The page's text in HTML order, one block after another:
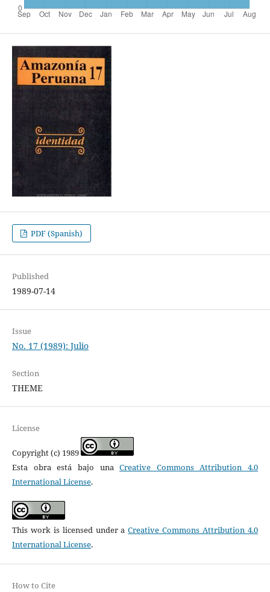
PDF (Spanish)
Published
1989-07-14
Issue
No. 17 (1989): Julio
Section
THEME
License
Copyright (c) 1989
Esta obra está bajo unaCreative Commons Attribution 4.0
International License.
This work is licensed under aCreative Commons Attribution 4.0
International License.
How to Cite